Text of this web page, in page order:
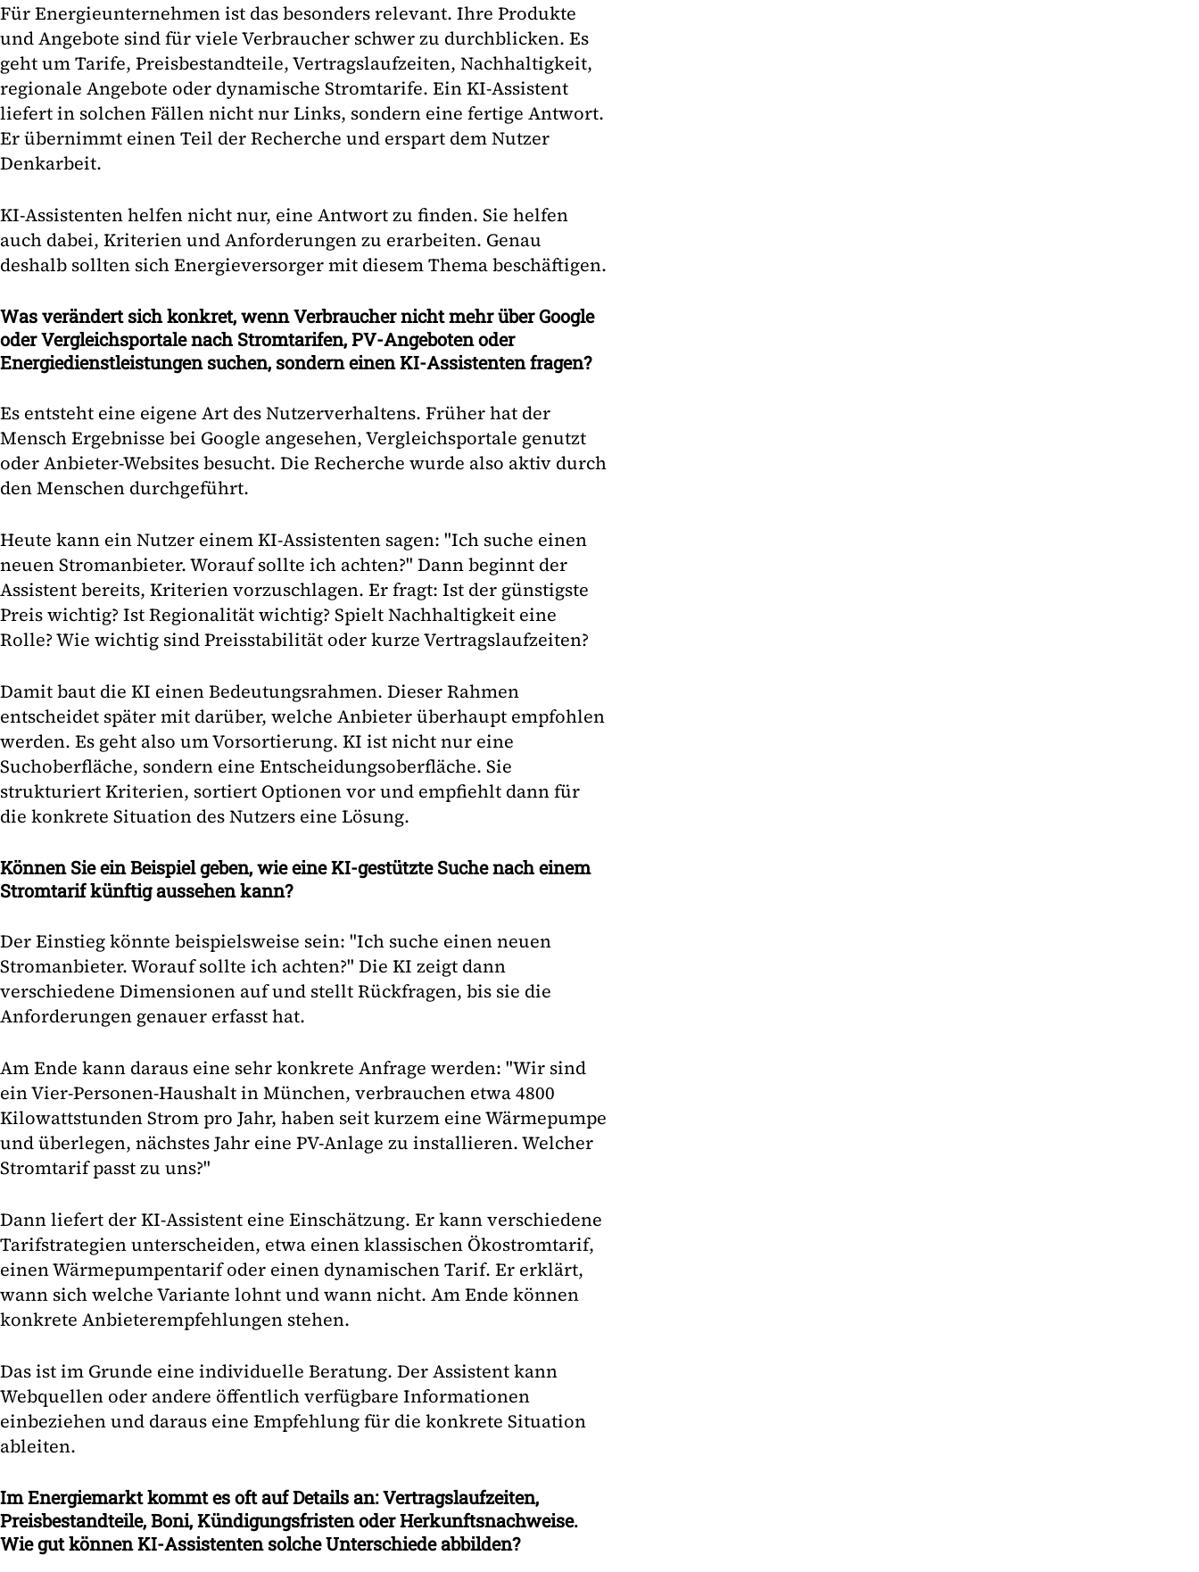
Für Energieunternehmen ist das besonders relevant. Ihre Produkte
und Angebote sind für viele Verbraucher schwer zu durchblicken. Es
geht um Tarife, Preisbestandteile, Vertragslaufzeiten, Nachhaltigkeit,
regionale Angebote oder dynamische Stromtarife. Ein KI-Assistent
liefert in solchen Fällen nicht nur Links, sondern eine fertige Antwort.
Er übernimmt einen Teil der Recherche und erspart dem Nutzer
Denkarbeit.
KI-Assistenten helfen nicht nur, eine Antwort zu finden. Sie helfen
auch dabei, Kriterien und Anforderungen zu erarbeiten. Genau
deshalb sollten sich Energieversorger mit diesem Thema beschäftigen.
Was verändert sich konkret, wenn Verbraucher nicht mehr über Google
oder Vergleichsportale nach Stromtarifen, PV-Angeboten oder
Energiedienstleistungen suchen, sondern einen KI-Assistenten fragen?
Es entsteht eine eigene Art des Nutzerverhaltens. Früher hat der
Mensch Ergebnisse bei Google angesehen, Vergleichsportale genutzt
oder Anbieter-Websites besucht. Die Recherche wurde also aktiv durch
den Menschen durchgeführt.
Heute kann ein Nutzer einem KI-Assistenten sagen: "Ich suche einen
neuen Stromanbieter. Worauf sollte ich achten?" Dann beginnt der
Assistent bereits, Kriterien vorzuschlagen. Er fragt: Ist der günstigste
Preis wichtig? Ist Regionalität wichtig? Spielt Nachhaltigkeit eine
Rolle? Wie wichtig sind Preisstabilität oder kurze Vertragslaufzeiten?
Damit baut die KI einen Bedeutungsrahmen. Dieser Rahmen
entscheidet später mit darüber, welche Anbieter überhaupt empfohlen
werden. Es geht also um Vorsortierung. KI ist nicht nur eine
Suchoberfläche, sondern eine Entscheidungsoberfläche. Sie
strukturiert Kriterien, sortiert Optionen vor und empfiehlt dann für
die konkrete Situation des Nutzers eine Lösung.
Können Sie ein Beispiel geben, wie eine KI-gestützte Suche nach einem
Stromtarif künftig aussehen kann?
Der Einstieg könnte beispielsweise sein: "Ich suche einen neuen
Stromanbieter. Worauf sollte ich achten?" Die KI zeigt dann
verschiedene Dimensionen auf und stellt Rückfragen, bis sie die
Anforderungen genauer erfasst hat.
Am Ende kann daraus eine sehr konkrete Anfrage werden: "Wir sind
ein Vier-Personen-Haushalt in München, verbrauchen etwa 4800
Kilowattstunden Strom pro Jahr, haben seit kurzem eine Wärmepumpe
und überlegen, nächstes Jahr eine PV-Anlage zu installieren. Welcher
Stromtarif passt zu uns?"
Dann liefert der KI-Assistent eine Einschätzung. Er kann verschiedene
Tarifstrategien unterscheiden, etwa einen klassischen Ökostromtarif,
einen Wärmepumpentarif oder einen dynamischen Tarif. Er erklärt,
wann sich welche Variante lohnt und wann nicht. Am Ende können
konkrete Anbieterempfehlungen stehen.
Das ist im Grunde eine individuelle Beratung. Der Assistent kann
Webquellen oder andere öffentlich verfügbare Informationen
einbeziehen und daraus eine Empfehlung für die konkrete Situation
ableiten.
Im Energiemarkt kommt es oft auf Details an: Vertragslaufzeiten,
Preisbestandteile, Boni, Kündigungsfristen oder Herkunftsnachweise.
Wie gut können KI-Assistenten solche Unterschiede abbilden?